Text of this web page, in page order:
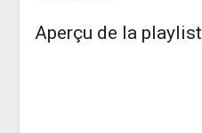
Aperçu de la playlist